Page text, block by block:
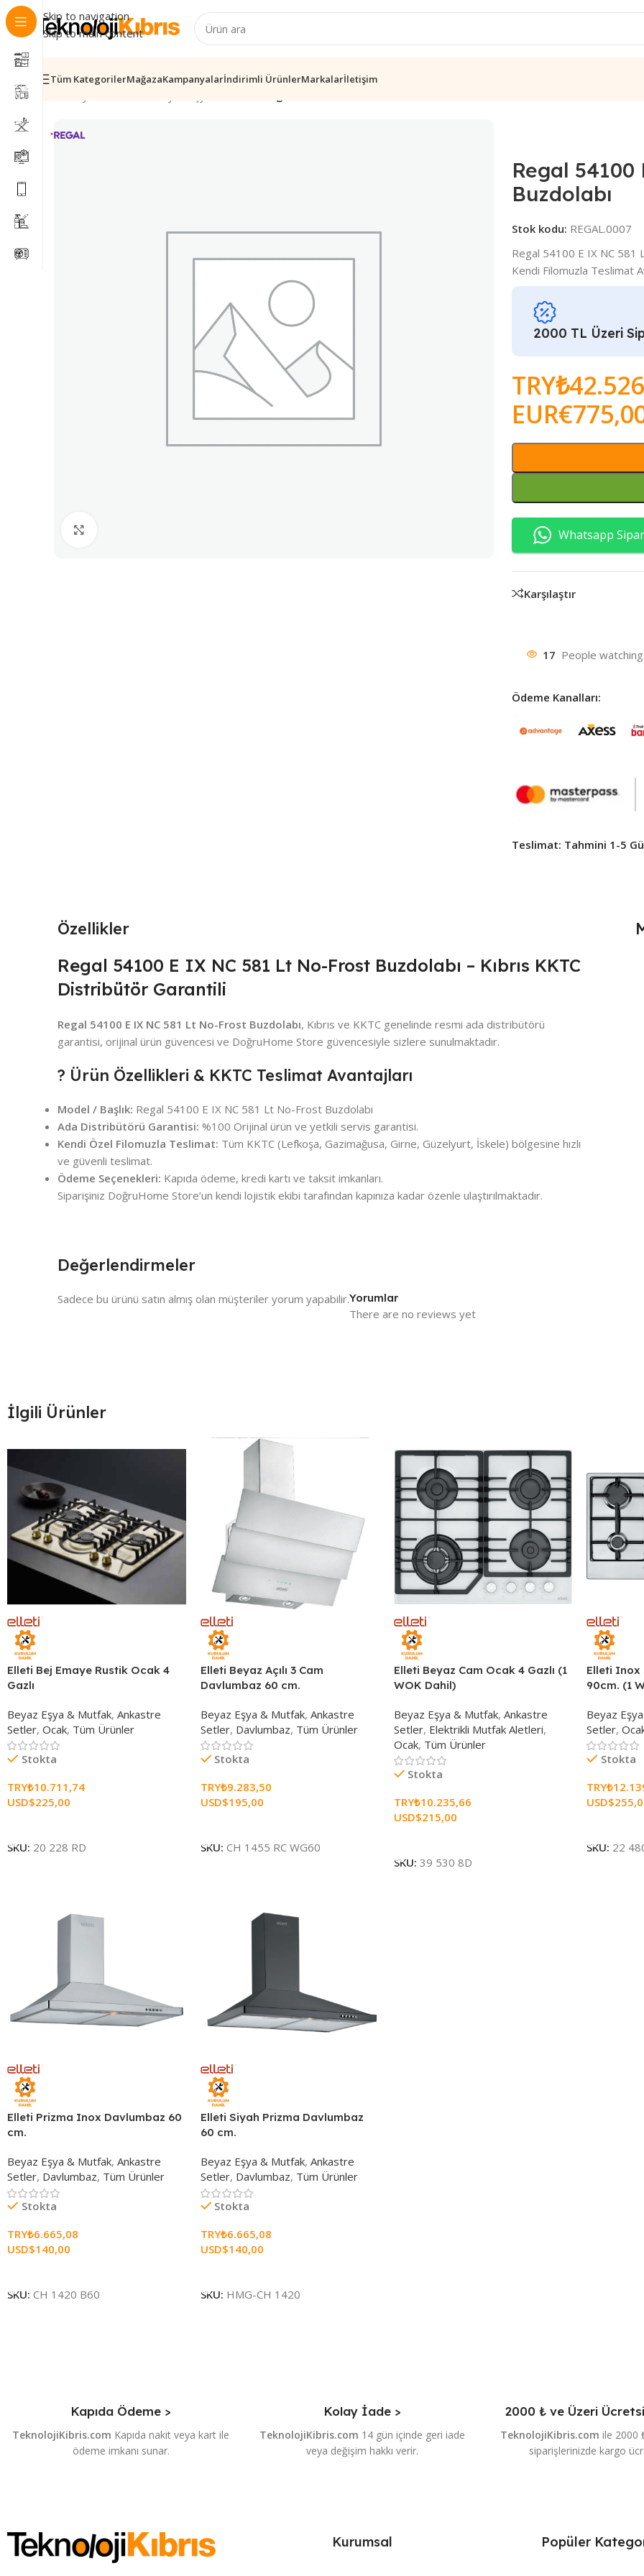
Skip to navigation
Skip to main content
Tüm KategorilerMağazaKampanyalarİndirimli ÜrünlerMarkalarİletişim
Regal
Buzdolabı
Stok kodu: REGAL.0007
Regal 54100 E IX NC 581
Kendi Filomuzla Teslimat
2000 TL Üzeri
TRY₺
EUR€
Whatsapp
Karşılaştır
17 People
Ödeme Kanalları:
Teslimat: Tahmini 1-5
Özellikler
Regal 54100 E IX NC 581 Lt No-Frost Buzdolabı – Kıbrıs KKTC
Distribütör Garantili
Regal 54100 E IX NC 581 Lt No-Frost Buzdolabı, Kıbrıs ve KKTC genelinde resmi ada distribütörü
garantisi, orijinal ürün güvencesi ve DoğruHome Store güvencesiyle sizlere sunulmaktadır.
? Ürün Özellikleri & KKTC Teslimat Avantajları
Model / Başlık: Regal 54100 E IX NC 581 Lt No-Frost Buzdolabı
Ada Distribütörü Garantisi: %100 Orijinal ürün ve yetkili servis garantisi.
Kendi Özel Filomuzla Teslimat: Tüm KKTC (Lefkoşa, Gazimağusa, Girne, Güzelyurt, İskele) bölgesine hızlı
ve güvenli teslimat.
Ödeme Seçenekleri: Kapıda ödeme, kredi kartı ve taksit imkanları.
Siparişiniz DoğruHome Store’un kendi lojistik ekibi tarafından kapınıza kadar özenle ulaştırılmaktadır.
Değerlendirmeler
Yorumlar
There are no reviews yet
Sadece bu ürünü satın almış olan müşteriler yorum yapabilir.
İlgili Ürünler
Elleti Bej Emaye Rustik Ocak 4
Gazlı
Beyaz Eşya & Mutfak, Ankastre
Setler, Ocak, Tüm Ürünler
Stokta
TRY₺10.711,74
USD$225,00
SKU: 20 228 RD
Elleti Beyaz Açılı 3 Cam
Davlumbaz 60 cm.
Beyaz Eşya & Mutfak, Ankastre
Setler, Davlumbaz, Tüm Ürünler
Stokta
TRY₺9.283,50
USD$195,00
SKU: CH 1455 RC WG60
Elleti Beyaz Cam Ocak 4 Gazlı (1
WOK Dahil)
Beyaz Eşya & Mutfak, Ankastre
Setler, Elektrikli Mutfak Aletleri,
Ocak, Tüm Ürünler
Stokta
TRY₺10.235,66
USD$215,00
SKU: 39 530 8D
Elleti Inox
90cm. (1
Beyaz
Setler,
Stokta
TRY₺
USD$
SKU: 22
Elleti Prizma Inox Davlumbaz 60
cm.
Beyaz Eşya & Mutfak, Ankastre
Setler, Davlumbaz, Tüm Ürünler
Stokta
TRY₺6.665,08
USD$140,00
SKU: CH 1420 B60
Elleti Siyah Prizma Davlumbaz
60 cm.
Beyaz Eşya & Mutfak, Ankastre
Setler, Davlumbaz, Tüm Ürünler
Stokta
TRY₺6.665,08
USD$140,00
SKU: HMG-CH 1420
Kapıda Ödeme >
TeknolojiKibris.com Kapıda nakit veya kart ile
ödeme imkanı sunar.
Kolay İade >
TeknolojiKibris.com 14 gün içinde geri iade
veya değişim hakkı verir.
2000 ₺ ve Üzeri
TeknolojiKibris.com ile 2000
siparişlerinizde kargo
Kurumsal Popüler